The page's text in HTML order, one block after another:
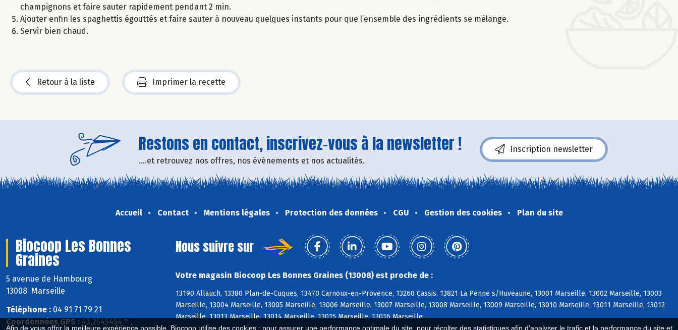
Afin de vous offrir la meilleure expérience possible, Biocoop utilise des cookies : pour assurer une performance optimale du site, pour récolter des statistiques afin d'analyser le trafic et la performance du site et
champignons et faire sauter rapidement pendant 2 min.
Ajouter enfin les spaghettis égouttés et faire sauter à nouveau quelques instants pour que l’ensemble des ingrédients se mélange.
Servir bien chaud.
Retour à la liste Imprimer la recette
Restons en contact, inscrivez-vous à la newsletter !
....et retrouvez nos offres, nos événements et nos actualités.
Inscription newsletter
Accueil Contact Mentions légales Protection des données CGU Gestion des cookies Plan du site
Biocoop Les Bonnes
Graines
5 avenue de Hambourg
13008 Marseille
Téléphone : 04 91 71 79 21
Coordonnées GPS : 43,2545454 ° ,
Nous suivre sur
Votre magasin Biocoop Les Bonnes Graines (13008) est proche de :
13190 Allauch, 13380 Plan-de-Cuques, 13470 Carnoux-en-Provence, 13260 Cassis, 13821 La Penne s/Huveaune, 13001 Marseille, 13002 Marseille, 13003
Marseille, 13004 Marseille, 13005 Marseille, 13006 Marseille, 13007 Marseille, 13008 Marseille, 13009 Marseille, 13010 Marseille, 13011 Marseille, 13012
Marseille, 13013 Marseille, 13014 Marseille, 13015 Marseille, 13016 Marseille